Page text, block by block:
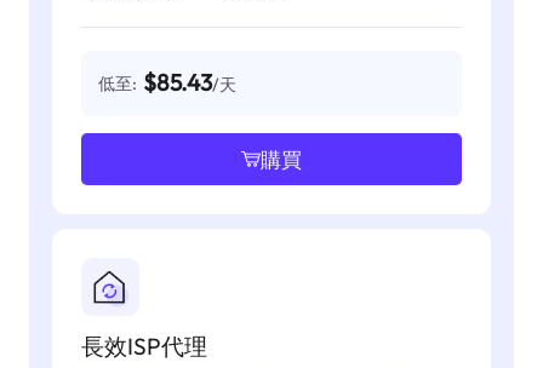
低至: $85.43/天
購買
長效ISP代理